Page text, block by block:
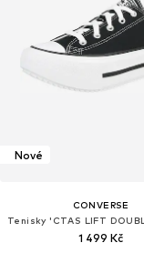
Nové
CONVERSE
1 499 Kč